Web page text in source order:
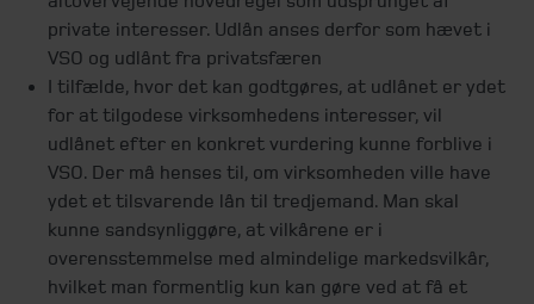
private interesser. Udlån anses derfor som hævet i
VSO og udlånt fra privatsfæren
I tilfælde, hvor det kan godtgøres, at udlånet er ydet
for at tilgodese virksomhedens interesser, vil
udlånet efter en konkret vurdering kunne forblive i
VSO. Der må henses til, om virksomheden ville have
ydet et tilsvarende lån til tredjemand. Man skal
kunne sandsynliggøre, at vilkårene er i
overensstemmelse med almindelige markedsvilkår,
hvilket man formentlig kun kan gøre ved at få et